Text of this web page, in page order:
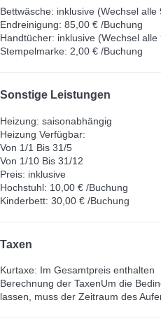
Bettwäsche: inklusive (Wechsel alle
Endreinigung: 85,00 € /Buchung
Handtücher: inklusive (Wechsel alle
Stempelmarke: 2,00 € /Buchung
Sonstige Leistungen
Heizung: saisonabhängig
Heizung Verfügbar:
Von 1/1 Bis 31/5
Von 1/10 Bis 31/12
Preis: inklusive
Hochstuhl: 10,00 € /Buchung
Kinderbett: 30,00 € /Buchung
Taxen
Kurtaxe: Im Gesamtpreis enthalten
Berechnung der TaxenUm die
lassen, muss der Zeitraum des